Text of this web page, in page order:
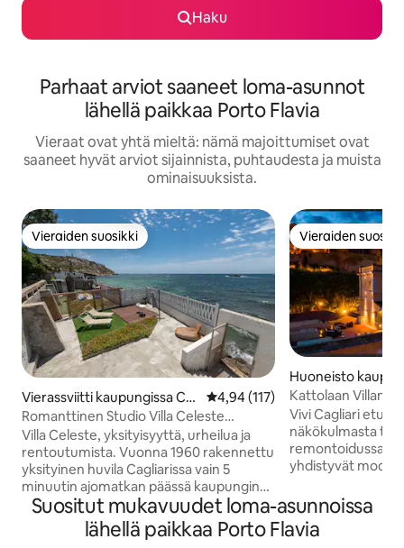
Haku
Parhaat arviot saaneet loma-asunnot
lähellä paikkaa Porto Flavia
Vieraat ovat yhtä mieltä: nämä majoittumiset ovat
saaneet hyvät arviot sijainnista, puhtaudesta ja muista
ominaisuuksista.
Vieraiden suosikki
Vieraiden suosikki
Vierassviitti kaupungissa Ca
gliari
Keskimääräinen arvio 4,94/5,
4,94 (117)
Romanttinen Studio Villa Celeste
Sardinia
Villa Celeste, yksityisyyttä, urheilua ja
rentoutumista. Vuonna 1960 rakennettu
yksityinen huvila Cagliarissa vain 5
minuutin ajomatkan päässä kaupungin
keskustasta. Se on hyvin yksityinen,
meren rannalla, ja siitä on suora pääsy
Cala Bernatin rannalle kallioiden kautta.
Vieraiden
Vieraiden
Huoneisto
Kattolaan
Vivi Cagliari
näkökulmasta
remontoidussa
yhdistyvät
kävelymatkan
Remystä lähellä
eksklusiivisia putiikkeja.
Suositut mukavuudet loma-asunnoissa
lähellä paikkaa Porto Flavia